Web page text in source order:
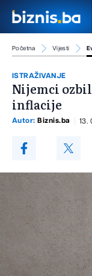
Početna Vijesti
ISTRAŽIVANJE
Nijemci
inflacije
Autor: Biznis.ba 13.